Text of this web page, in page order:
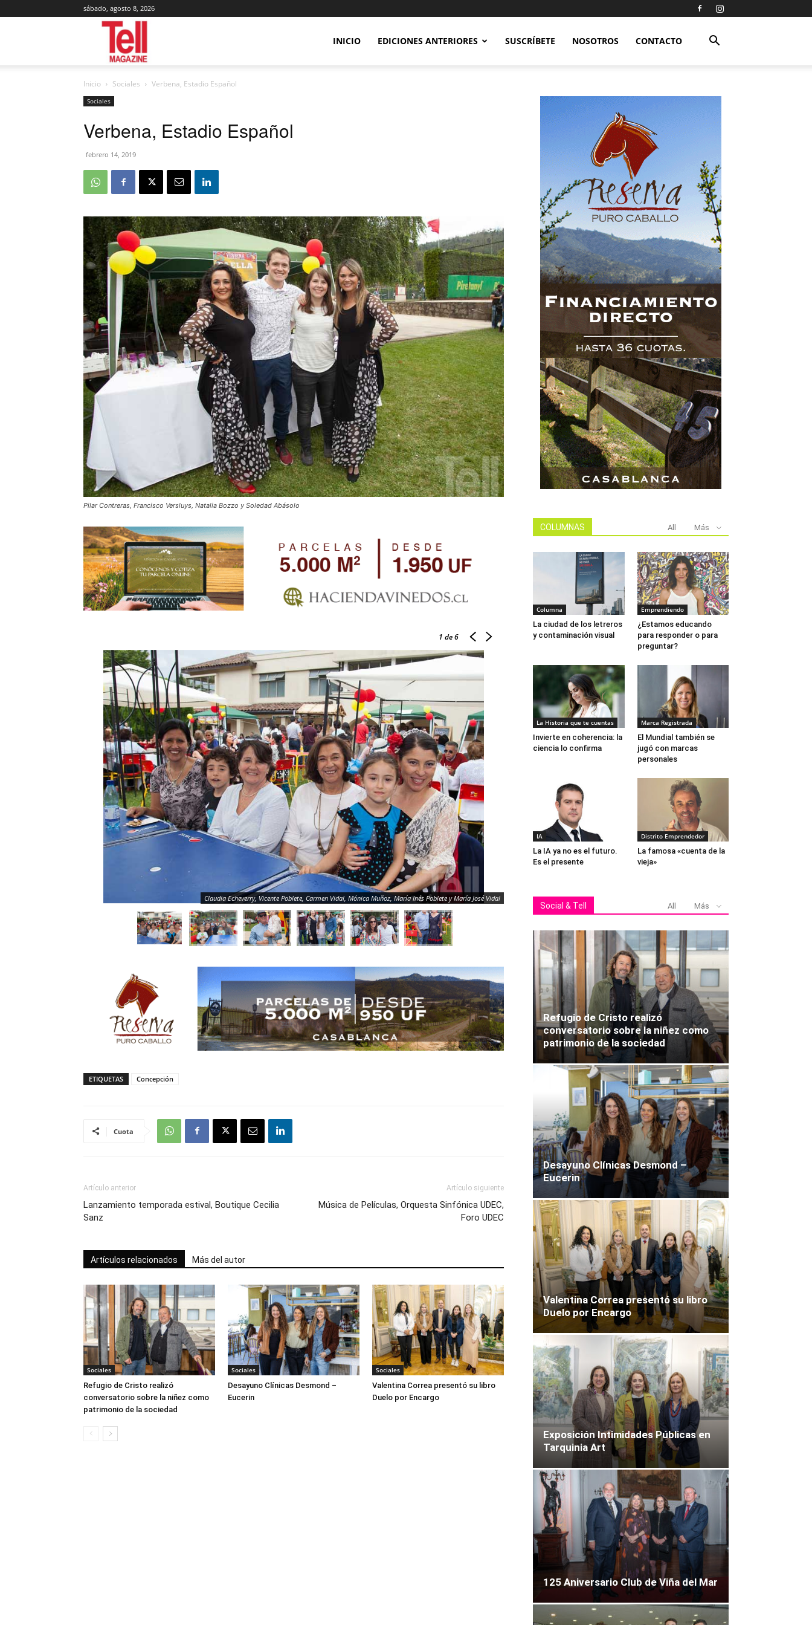
sábado, agosto 8, 2026
Magazine
INICIO EDICIONES ANTERIORES SUSCRÍBETE NOSOTROS CONTACTO
Inicio Sociales Verbena, Estadio Español
Sociales
Verbena, Estadio Español
febrero 14, 2019
Pilar Contreras, Francisco Versluys, Natalia Bozzo y Soledad Abásolo
1 de 6
Claudia Echeverry, Vicente Poblete, Carmen Vidal, Mónica Muñoz, María Inés Poblete y María José Vidal
ETIQUETAS Concepción
Cuota
Artículo anterior
Lanzamiento temporada estival, Boutique Cecilia
Sanz
Artículo siguiente
Música de Películas, Orquesta Sinfónica UDEC,
Foro UDEC
Artículos relacionados Más del autor
Sociales
Refugio de Cristo realizó
conversatorio sobre la niñez como
patrimonio de la sociedad
Sociales
Desayuno Clínicas Desmond –
Eucerin
Sociales
Valentina Correa presentó su libro
Duelo por Encargo
COLUMNAS All Más
Columna
La ciudad de los letreros
y contaminación visual
Emprendiendo
¿Estamos educando
para responder o para
preguntar?
La Historia que te cuentas
Invierte en coherencia: la
ciencia lo confirma
Marca Registrada
El Mundial también se
jugó con marcas
personales
IA
La IA ya no es el futuro.
Es el presente
Distrito Emprendedor
La famosa «cuenta de la
vieja»
Social & Tell All Más
Refugio de Cristo realizó
conversatorio sobre la niñez como
patrimonio de la sociedad
Desayuno Clínicas Desmond –
Eucerin
Valentina Correa presentó su libro
Duelo por Encargo
Exposición Intimidades Públicas en
Tarquinia Art
125 Aniversario Club de Viña del Mar